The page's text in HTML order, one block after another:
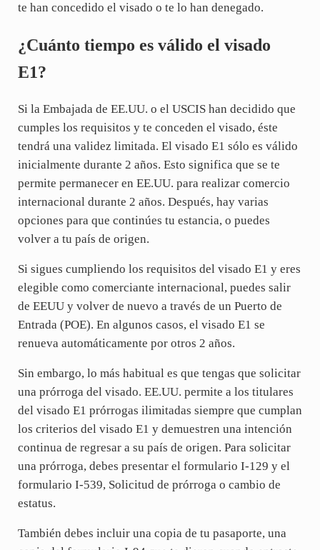
te han concedido el visado o te lo han denegado.
¿Cuánto tiempo es válido el visado
E1?
Si la Embajada de EE.UU. o el USCIS han decidido que
cumples los requisitos y te conceden el visado, éste
tendrá una validez limitada. El visado E1 sólo es válido
inicialmente durante 2 años. Esto significa que se te
permite permanecer en EE.UU. para realizar comercio
internacional durante 2 años. Después, hay varias
opciones para que continúes tu estancia, o puedes
volver a tu país de origen.
Si sigues cumpliendo los requisitos del visado E1 y eres
elegible como comerciante internacional, puedes salir
de EEUU y volver de nuevo a través de un Puerto de
Entrada (POE). En algunos casos, el visado E1 se
renueva automáticamente por otros 2 años.
Sin embargo, lo más habitual es que tengas que solicitar
una prórroga del visado. EE.UU. permite a los titulares
del visado E1 prórrogas ilimitadas siempre que cumplan
los criterios del visado E1 y demuestren una intención
continua de regresar a su país de origen. Para solicitar
una prórroga, debes presentar el formulario I-129 y el
formulario I-539, Solicitud de prórroga o cambio de
estatus.
También debes incluir una copia de tu pasaporte, una